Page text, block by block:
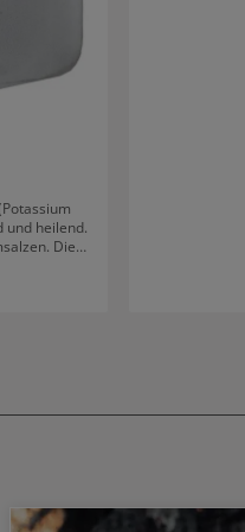
und heilend.
Die